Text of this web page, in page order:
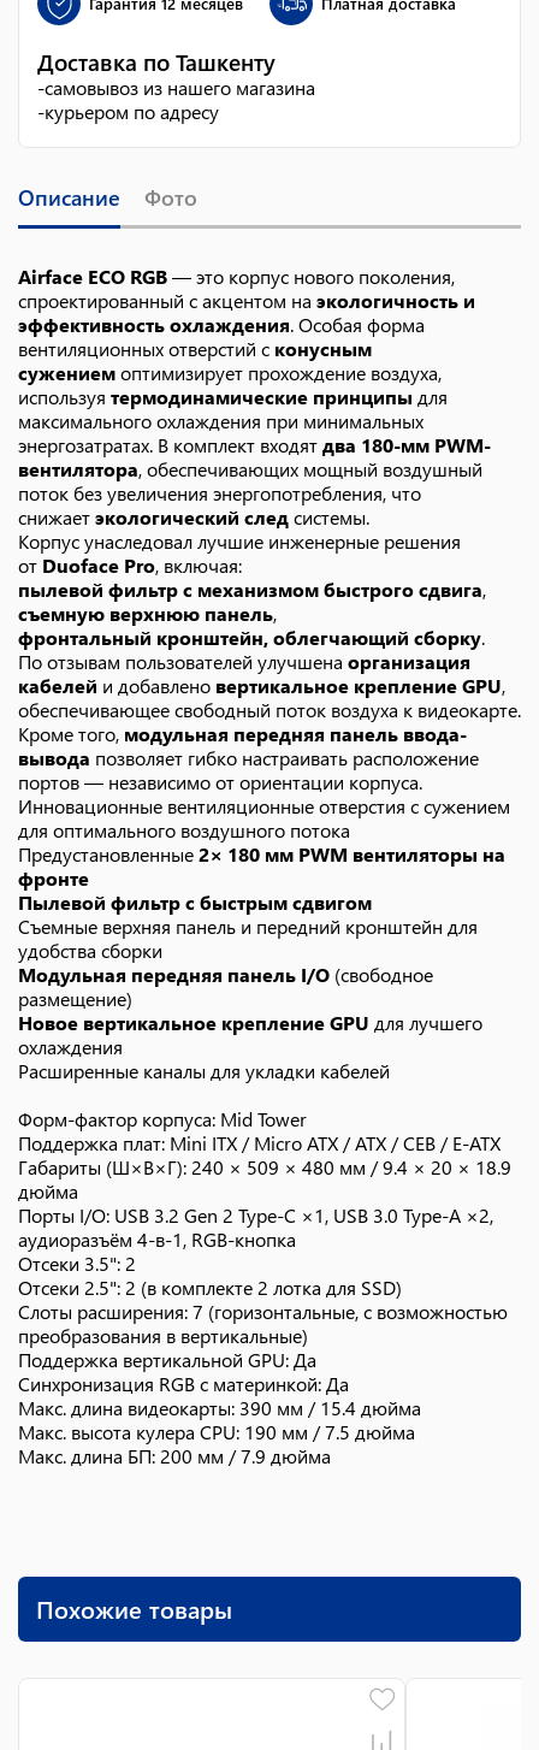
Доставка по Ташкенту
-самовывоз из нашего магазина
-курьером по адресу
Описание Фото
Airface ECO RGB— это корпус нового поколения,
спроектированный с акцентом на экологичность и
эффективность охлаждения. Особая форма
вентиляционных отверстий с конусным
сужениемоптимизирует прохождение воздуха,
используя термодинамические принципы для
максимального охлаждения при минимальных
энергозатратах. В комплект входятдва 180-мм PWM-
вентилятора, обеспечивающих мощный воздушный
поток без увеличения энергопотребления, что
снижаетэкологический следсистемы.
Корпус унаследовал лучшие инженерные решения
от Duoface Pro, включая:
пылевой фильтр с механизмом быстрого сдвига,
съемную верхнюю панель,
фронтальный кронштейн, облегчающий сборку.
По отзывам пользователей улучшена организация
кабелей и добавлено вертикальное крепление GPU,
обеспечивающее свободный поток воздуха к видеокарте.
Кроме того, модульная передняя панель ввода-
вывода позволяет гибко настраивать расположение
портов — независимо от ориентации корпуса.
Инновационные вентиляционные отверстия с сужением
для оптимального воздушного потока
Предустановленные2× 180 мм PWM вентиляторы на
фронте
Пылевой фильтр с быстрым сдвигом
Съемные верхняя панель и передний кронштейн для
удобства сборки
Модульная передняя панель I/O (свободное
размещение)
Новое вертикальное крепление GPU для лучшего
охлаждения
Расширенные каналы для укладки кабелей
Форм-фактор корпуса: Mid Tower
Поддержка плат: Mini ITX / Micro ATX / ATX / CEB / E-ATX
Габариты (Ш×В×Г): 240 × 509 × 480 мм / 9.4 × 20 × 18.9
дюйма
Порты I/O: USB 3.2 Gen 2 Type-C ×1, USB 3.0 Type-A ×2,
аудиоразъём 4-в-1, RGB-кнопка
Отсеки 3.5": 2
Отсеки 2.5": 2 (в комплекте 2 лотка для SSD)
Слоты расширения: 7 (горизонтальные, с возможностью
преобразования в вертикальные)
Поддержка вертикальной GPU: Да
Синхронизация RGB с материнкой: Да
Макс. длина видеокарты: 390 мм / 15.4 дюйма
Макс. высота кулера CPU: 190 мм / 7.5 дюйма
Макс. длина БП: 200 мм / 7.9 дюйма
Похожие товары